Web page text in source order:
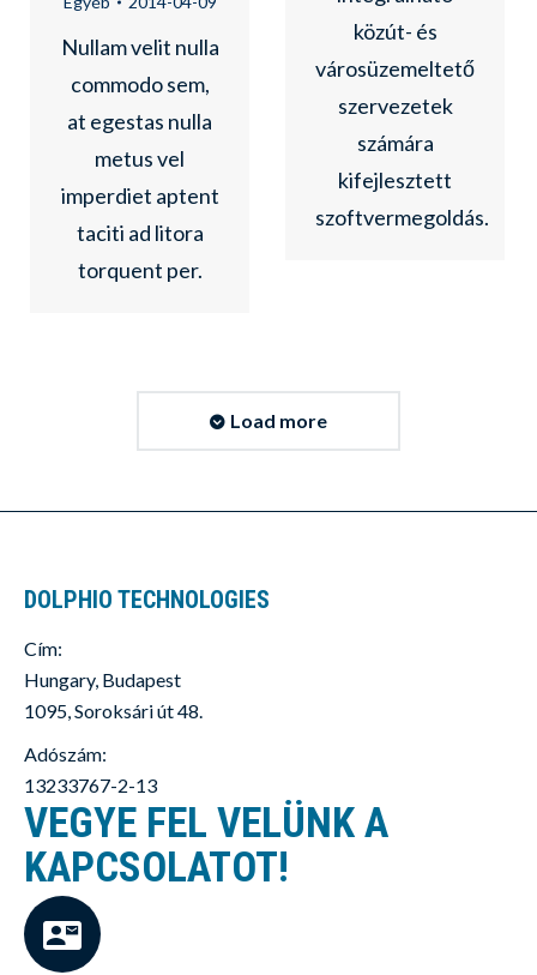
közút- és
városüzemeltető
szervezetek
számára
kifejlesztett
szoftvermegoldás.
Nullam velit nulla
commodo sem,
at egestas nulla
metus vel
imperdiet aptent
taciti ad litora
torquent per.
Load more
DOLPHIO TECHNOLOGIES
Cím:
Hungary, Budapest
1095, Soroksári út 48.
Adószám:
13233767-2-13
VEGYE FEL VELÜNK A
KAPCSOLATOT!